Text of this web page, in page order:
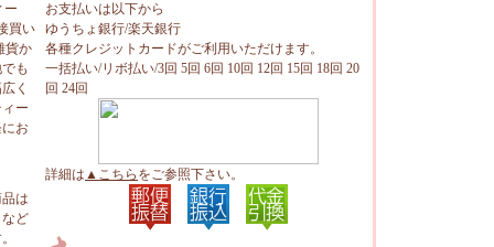
ー
買い
貨か
も
く
ー
お
は
ど
お支払いは以下から
ゆうちょ銀行/楽天銀行
各種クレジットカードがご利用いただけます。
一括払い/リボ払い/3回 5回 6回 10回 12回 15回 18回 20
回 24回
詳細は ▲こちら をご参照下さい。